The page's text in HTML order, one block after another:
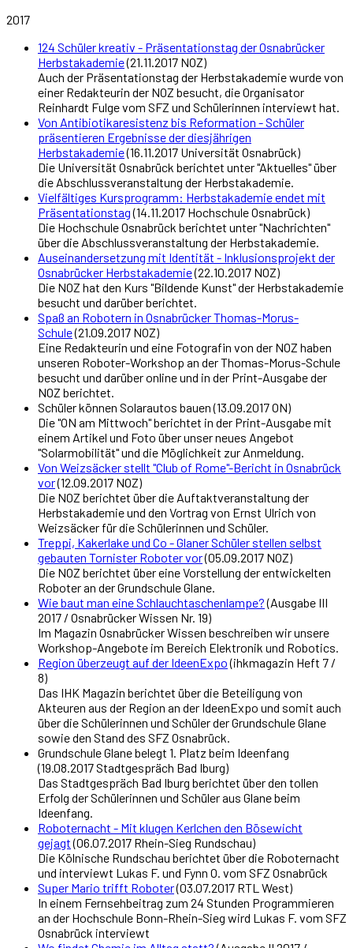
2017
124 Schüler kreativ - Präsentationstag der Osnabrücker
Herbstakademie(21.11.2017 NOZ)
Auch der Präsentationstag der Herbstakademie wurde von
einer Redakteurin der NOZ besucht, die Organisator
Reinhardt Fulge vom SFZ und Schülerinnen interviewt hat.
Von Antibiotikaresistenz bis Reformation - Schüler
präsentieren Ergebnisse der diesjährigen
Herbstakademie(16.11.2017 Universität Osnabrück)
Die Universität Osnabrück berichtet unter "Aktuelles" über
die Abschlussveranstaltung der Herbstakademie.
Vielfältiges Kursprogramm: Herbstakademie endet mit
Präsentationstag(14.11.2017 Hochschule Osnabrück)
Die Hochschule Osnabrück berichtet unter "Nachrichten"
über die Abschlussveranstaltung der Herbstakademie.
Auseinandersetzung mit Identität - Inklusionsprojekt der
Osnabrücker Herbstakademie(22.10.2017 NOZ)
Die NOZ hat den Kurs "Bildende Kunst" der Herbstakademie
besucht und darüber berichtet.
Spaß an Robotern in Osnabrücker Thomas-Morus-
Schule(21.09.2017 NOZ)
Eine Redakteurin und eine Fotografin von der NOZ haben
unseren Roboter-Workshop an der Thomas-Morus-Schule
besucht und darüber online und in der Print-Ausgabe der
NOZ berichtet.
Schüler können Solarautos bauen (13.09.2017 ON)
Die "ON am Mittwoch" berichtet in der Print-Ausgabe mit
einem Artikel und Foto über unser neues Angebot
"Solarmobilität" und die Möglichkeit zur Anmeldung.
Von Weizsäcker stellt "Club of Rome"-Bericht in Osnabrück
vor(12.09.2017 NOZ)
Die NOZ berichtet über die Auftaktveranstaltung der
Herbstakademie und den Vortrag von Ernst Ulrich von
Weizsäcker für die Schülerinnen und Schüler.
Treppi, Kakerlake und Co - Glaner Schüler stellen selbst
gebauten Tornister Roboter vor(05.09.2017 NOZ)
Die NOZ berichtet über eine Vorstellung der entwickelten
Roboter an der Grundschule Glane.
Wie baut man eine Schlauchtaschenlampe?(Ausgabe III
2017 / Osnabrücker Wissen Nr. 19)
Im Magazin Osnabrücker Wissen beschreiben wir unsere
Workshop-Angebote im Bereich Elektronik und Robotics.
Region überzeugt auf der IdeenExpo(ihkmagazin Heft 7 /
8)
Das IHK Magazin berichtet über die Beteiligung von
Akteuren aus der Region an der IdeenExpo und somit auch
über die Schülerinnen und Schüler der Grundschule Glane
sowie den Stand des SFZ Osnabrück.
Grundschule Glane belegt 1. Platz beim Ideenfang
(19.08.2017 Stadtgespräch Bad Iburg)
Das Stadtgespräch Bad Iburg berichtet über den tollen
Erfolg der Schülerinnen und Schüler aus Glane beim
Ideenfang.
Roboternacht - Mit klugen Kerlchen den Bösewicht
gejagt(06.07.2017 Rhein-Sieg Rundschau)
Die Kölnische Rundschau berichtet über die Roboternacht
und interviewt Lukas F. und Fynn O. vom SFZ Osnabrück
Super Mario trifft Roboter(03.07.2017 RTL West)
In einem Fernsehbeitrag zum 24 Stunden Programmieren
an der Hochschule Bonn-Rhein-Sieg wird Lukas F. vom SFZ
Osnabrück interviewt